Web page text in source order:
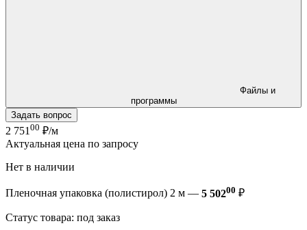
программы
Задать вопрос
2 751 00 ₽/м
Актуальная цена по запросу
Нет в наличии
Пленочная упаковка (полистирол) 2 м — 5 50200 ₽
Статус товара: под заказ